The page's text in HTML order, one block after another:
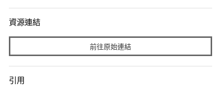
資源連結
前往原始連結
引用